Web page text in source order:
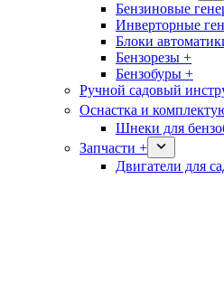
Бензиновые
Инверторные
Блоки
Бензорезы +
Бензобуры +
Ручной садовый
Оснастка и
Шнеки для
Запчасти +
Двигатели для